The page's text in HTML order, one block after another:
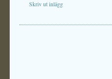
Skriv ut inlägg